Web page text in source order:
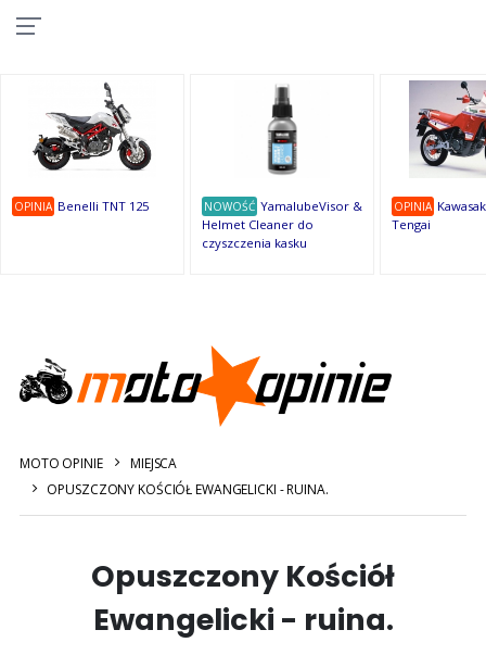
OSTATNIE
OPINIA Benelli TNT 125 NOWOŚĆ YamalubeVisor &
Helmet Cleaner do
czyszczenia kasku
OPINIA
Tengai
MOTO OPINIE
MIEJSCA
OPUSZCZONY KOŚCIÓŁ EWANGELICKI - RUINA.
Opuszczony Kościół
Ewangelicki - ruina.